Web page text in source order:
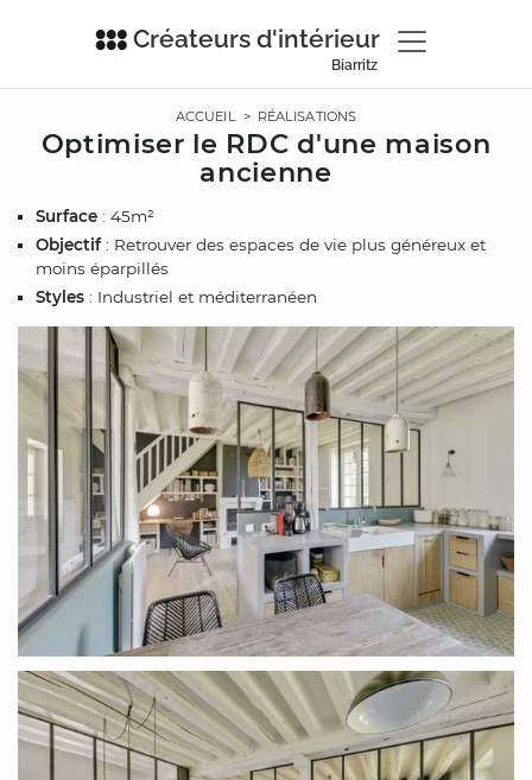
Créateurs d'intérieur
Biarritz
ACCUEIL> RÉALISATIONS
Optimiser le RDC d'une maison
ancienne
Surface : 45m²
Objectif: Retrouver des espaces de vie plus généreux et
moins éparpillés
Styles : Industriel et méditerranéen